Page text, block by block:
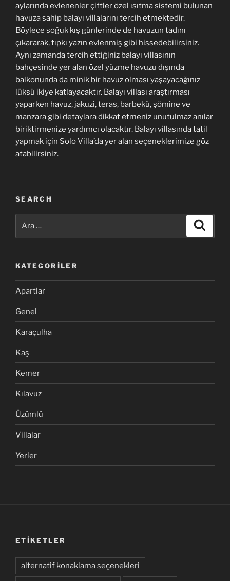
aylarında evlenenler çiftler özel ısıtma sistemi bulunan
havuza sahip balayı villalarını tercih etmektedir.
Böylece soğuk kış günlerinde de havuzun tadını
çıkararak, tıpkı yazın evlenmiş gibi hissedebilirsiniz.
Aynı zamanda tercih ettiğiniz balayı villasının
bahçesinde yer alan özel yüzme havuzu dışında
balkonunda da minik bir havuz olması yaşayacağınız
lüksü ikiye katlayacaktır. Balayı villası araştırması
yaparken havuz, jakuzi, teras, barbekü, şömine ve
manzara gibi detaylara dikkat etmeniz unutulmaz anılar
biriktirmenize yardımcı olacaktır. Balayı villasında tatil
yapmak için Solo Villa’da yer alan seçeneklerimize göz
atabilirsiniz.
SEARCH
KATEGORILER
Apartlar
Genel
Karaçulha
Kaş
Kemer
Kılavuz
Üzümlü
Villalar
Yerler
ETIKETLER
alternatif konaklama seçenekleri